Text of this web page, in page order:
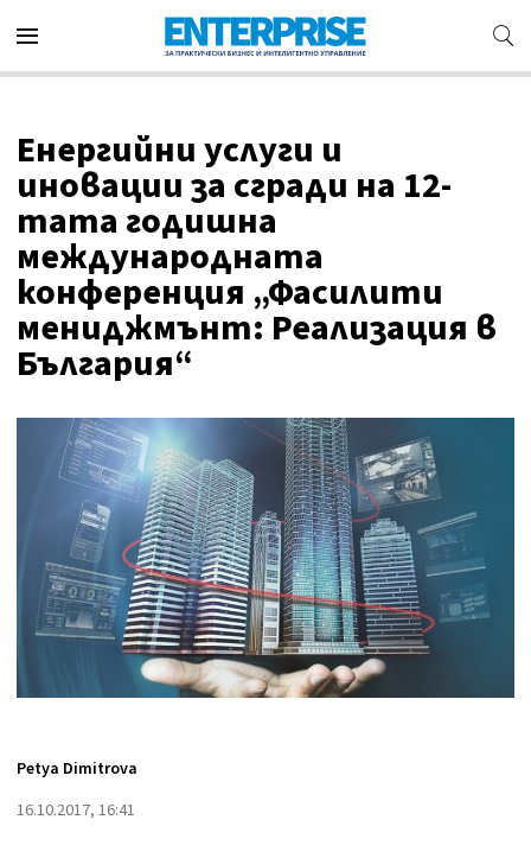
Енергийни услуги и
иновации за сгради на 12-
тата годишна
международната
конференция „Фасилити
мениджмънт: Реализация в
България“
Petya Dimitrova
16.10.2017, 16:41